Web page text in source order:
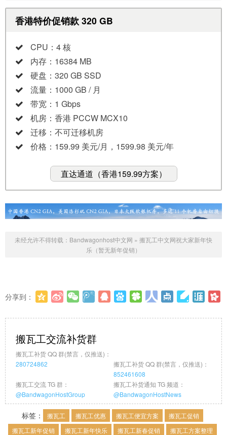
香港特价促销款 320 GB
CPU：4 核
内存：16384 MB
硬盘：320 GB SSD
流量：1000 GB / 月
带宽：1 Gbps
机房：香港 PCCW MCX10
迁移：不可迁移机房
价格：159.99 美元/月，1599.98 美元/年
直达通道（香港159.99方案）
未经允许不得转载： Bandwagonhost中文网 » 搬瓦工中文网祝大家新年快
乐（暂无新年促销）
分享到：
搬瓦工交流补货群
搬瓦工补货 QQ 群(禁言，仅推送)：
280724862
搬瓦工补货 QQ 群(禁言，仅推送)：
852461608
搬瓦工交流 TG 群：
@BandwagonHostGroup
搬瓦工补货通知 TG 频道：
@BandwagonHostNews
标签： 搬瓦工 搬瓦工优惠 搬瓦工便宜方案
搬瓦工促销
搬瓦工新年促销
搬瓦工新年快乐 搬瓦工新春促销
搬瓦工方案整理